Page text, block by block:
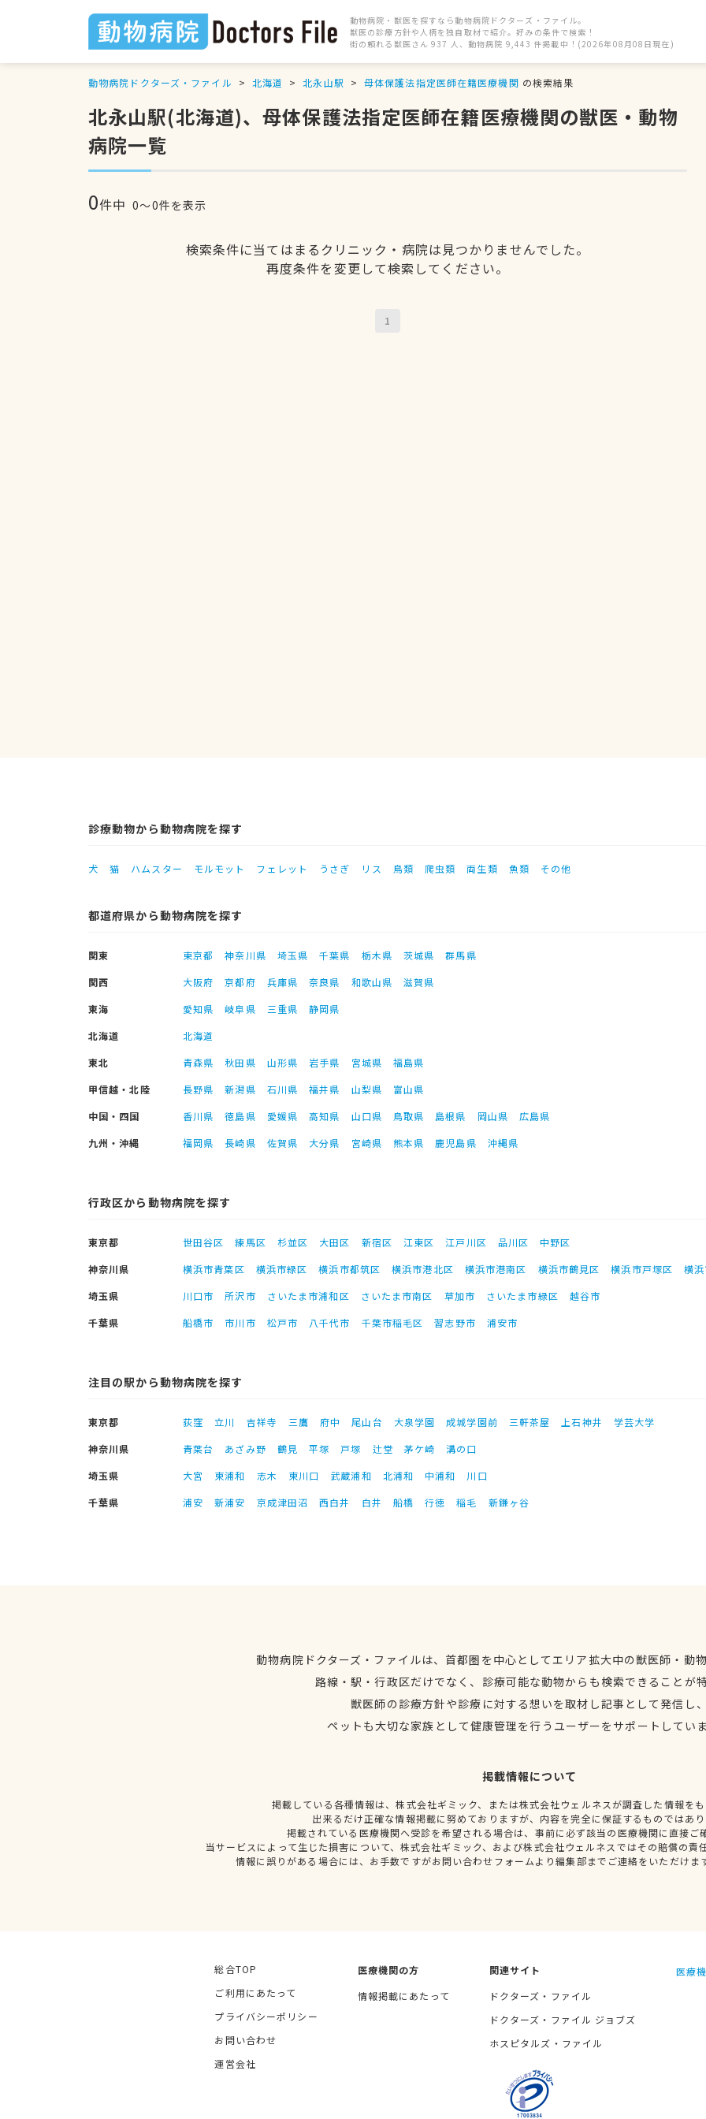
動物病院・獣医を探すなら動物病院ドクターズ・ファイル。
獣医の診療方針や人柄を独自取材で紹介。好みの条件で検索！
街の頼れる獣医さん 937 人、動物病院 9,443 件掲載中！(2026年08月08日現在)
動物病院ドクターズ・ファイル 北海道 北永山駅 母体保護法指定医師在籍医療機関 の検索結果
北永山駅(北海道)、母体保護法指定医師在籍医療機関の獣医・動物
病院一覧
0件中 0〜0件を表示
検索条件に当てはまるクリニック・病院は見つかりませんでした。
再度条件を変更して検索してください。
1
診療動物から動物病院を探す
犬 猫 ハムスター モルモット フェレット うさぎ リス 鳥類 爬虫類 両生類 魚類 その他
都道府県から動物病院を探す
関東 東京都 神奈川県 埼玉県 千葉県 栃木県 茨城県
群馬県
関西
大阪府 京都府 兵庫県 奈良県 和歌山県
滋賀県
東海
愛知県 岐阜県 三重県
静岡県
北海道
北海道
東北
青森県 秋田県 山形県 岩手県 宮城県
福島県
甲信越・北陸
長野県 新潟県 石川県 福井県 山梨県
富山県
中国・四国
香川県 徳島県 愛媛県 高知県 山口県 鳥取県 島根県 岡山県
広島県
九州・沖縄
福岡県 長崎県 佐賀県 大分県 宮崎県 熊本県 鹿児島県 沖縄県
行政区から動物病院を探す
東京都 世田谷区 練馬区 杉並区 大田区 新宿区 江東区 江戸川区 品川区
中野区
神奈川県
横浜市青葉区 横浜市緑区 横浜市都筑区 横浜市港北区 横浜市港南区 横浜市鶴見区 横浜市戸塚区
横
埼玉県
川口市 所沢市 さいたま市浦和区 さいたま市南区 草加市 さいたま市緑区
越谷市
千葉県
船橋市 市川市 松戸市 八千代市 千葉市稲毛区 習志野市 浦安市
注目の駅から動物病院を探す
東京都 荻窪 立川 吉祥寺 三鷹 府中 尾山台 大泉学園 成城学園前 三軒茶屋 上石神井
学芸大学
神奈川県
青葉台 あざみ野 鶴見 平塚 戸塚 辻堂 茅ケ崎
溝の口
埼玉県
大宮 東浦和 志木 東川口 武蔵浦和 北浦和 中浦和
川口
千葉県
浦安 新浦安 京成津田沼 西白井 白井 船橋 行徳 稲毛 新鎌ヶ谷
動物病院ドクターズ・ファイルは、首都圏を中心としてエリア拡大中の獣医師・動
路線・駅・行政区だけでなく、診療可能な動物からも検索できることが
獣医師の診療方針や診療に対する想いを取材し記事として発信し
ペットも大切な家族として健康管理を行うユーザーをサポートしてい
掲載情報について
掲載している各種情報は、株式会社ギミック、または株式会社ウェルネスが調査した情報を
出来るだけ正確な情報掲載に努めておりますが、内容を完全に保証するものではあ
掲載されている医療機関へ受診を希望される場合は、事前に必ず該当の医療機関に直接ご
当サービスによって生じた損害について、株式会社ギミック、および株式会社ウェルネスではその賠償の責
情報に誤りがある場合には、お手数ですがお問い合わせフォームより編集部までご連絡をいただけま
総合TOP
ご利用にあたって
プライバシーポリシー
お問い合わせ
運営会社
医療機関の方
情報掲載にあたって
関連サイト
ドクターズ・ファイル
ドクターズ・ファイル ジョブズ
ホスピタルズ・ファイル
医療